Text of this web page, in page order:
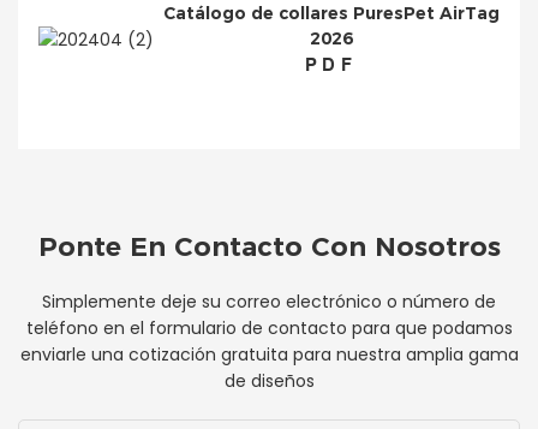
Catálogo de collares PuresPet AirTag
2026
PDF
Ponte En Contacto Con Nosotros
Simplemente deje su correo electrónico o número de
teléfono en el formulario de contacto para que podamos
enviarle una cotización gratuita para nuestra amplia gama
de diseños